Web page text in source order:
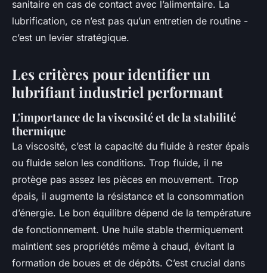
sanitaire en cas de contact avec l’alimentaire. La
lubrification, ce n’est pas qu’un entretien de routine -
c’est un levier stratégique.
Les critères pour identifier un
lubrifiant industriel performant
L'importance de la viscosité et de la stabilité
thermique
La viscosité, c’est la capacité du fluide à rester épais
ou fluide selon les conditions. Trop fluide, il ne
protège pas assez les pièces en mouvement. Trop
épais, il augmente la résistance et la consommation
d’énergie. Le bon équilibre dépend de la température
de fonctionnement. Une huile stable thermiquement
maintient ses propriétés même à chaud, évitant la
formation de boues et de dépôts. C’est crucial dans